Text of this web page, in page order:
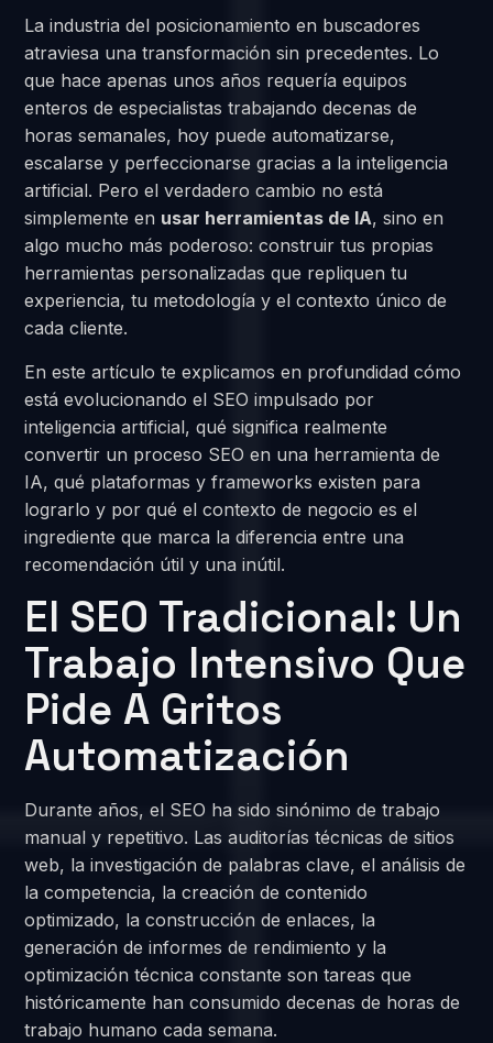
La industria del posicionamiento en buscadores
atraviesa una transformación sin precedentes. Lo
que hace apenas unos años requería equipos
enteros de especialistas trabajando decenas de
horas semanales, hoy puede automatizarse,
escalarse y perfeccionarse gracias a la inteligencia
artificial. Pero el verdadero cambio no está
simplemente en usar herramientas de IA, sino en
algo mucho más poderoso: construir tus propias
herramientas personalizadas que repliquen tu
experiencia, tu metodología y el contexto único de
cada cliente.
En este artículo te explicamos en profundidad cómo
está evolucionando el SEO impulsado por
inteligencia artificial, qué significa realmente
convertir un proceso SEO en una herramienta de
IA, qué plataformas y frameworks existen para
lograrlo y por qué el contexto de negocio es el
ingrediente que marca la diferencia entre una
recomendación útil y una inútil.
El SEO Tradicional: Un
Trabajo Intensivo Que
Pide A Gritos
Automatización
Durante años, el SEO ha sido sinónimo de trabajo
manual y repetitivo. Las auditorías técnicas de sitios
web, la investigación de palabras clave, el análisis de
la competencia, la creación de contenido
optimizado, la construcción de enlaces, la
generación de informes de rendimiento y la
optimización técnica constante son tareas que
históricamente han consumido decenas de horas de
trabajo humano cada semana.